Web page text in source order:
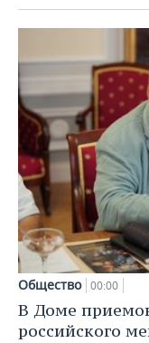
Общество 00:00
В Доме
российского